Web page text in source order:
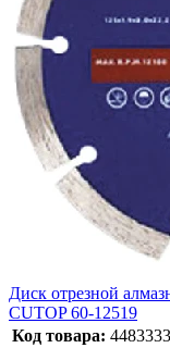
Диск отрезной
CUTOP 60-12519
Код товара: 4483333